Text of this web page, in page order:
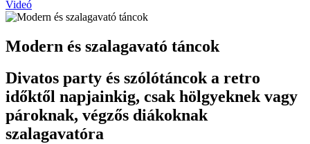
Videó
Modern és szalagavató táncok
Divatos party és szólótáncok a retro
időktől napjainkig, csak hölgyeknek vagy
pároknak, végzős diákoknak
szalagavatóra